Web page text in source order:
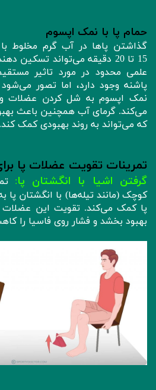
حمام پا با نمک اپسوم
گذاشتن پاها در آب گرم مخلوط
15 تا 20 دقیقه می‌تواند
علمی محدود در مورد تاثیر
پاشنه وجود دارد، اما تصور
نمک اپسوم به شل کردن عضلات
می‌کند. گرمای آب همچنین باعث
که می‌تواند به روند بهبودی کمک کند.
تمرینات تقویت عضلات پا
گرفتن اشیا با انگشتان پا:
کوچک (مانند تیله‌ها) با انگشتان
پا کمک می‌کند. تقویت این عضلات
بهبود بخشد و فشار روی فاسیا را